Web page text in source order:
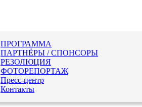
ПРОГРАММА
ПАРТНЁРЫ / СПОНСОРЫ
РЕЗОЛЮЦИЯ
ФОТОРЕПОРТАЖ
Пресс-центр
Контакты